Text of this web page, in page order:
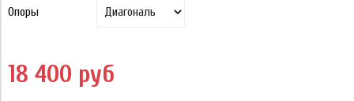
Опоры
18 400 руб